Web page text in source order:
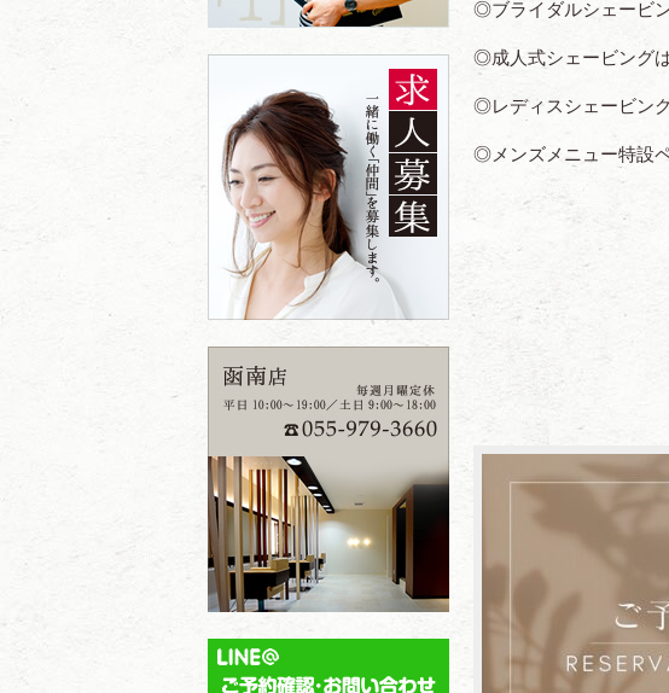
◎ブライダルシェービ
◎成人式シェービング
◎レディスシェービン
◎メンズメニュー特設